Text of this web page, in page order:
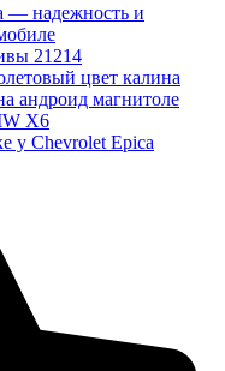
— надежность и
21214
цвет калина
андроид магнитоле
X6
у Chevrolet Epica